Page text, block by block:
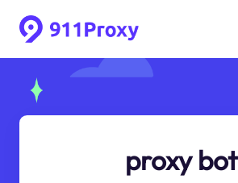
proxy bot